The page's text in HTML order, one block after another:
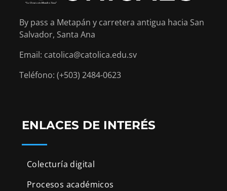
By pass a Metapán y carretera antigua hacia San
Salvador, Santa Ana
Email: catolica@catolica.edu.sv
Teléfono: (+503) 2484-0623
ENLACES DE INTERÉS
Colecturía digital
Procesos académicos